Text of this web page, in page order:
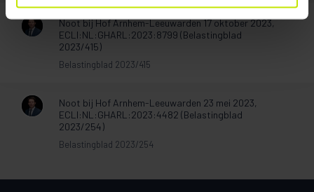
Noot bij Hof Arnhem-Leeuwarden 17 oktober 2023,
ECLI:NL:GHARL:2023:8799 (Belastingblad
2023/415)
Belastingblad 2023/415
Noot bij Hof Arnhem-Leeuwarden 23 mei 2023,
ECLI:NL:GHARL:2023:4482 (Belastingblad
2023/254)
Belastingblad 2023/254